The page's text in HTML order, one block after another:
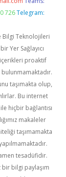
726 Telegram:
Bilgi Teknolojileri
Yer Sağlayıcı
proaktif
taşımakta olup,
Bu internet
hiçbir bağlantısı
makaleler
taşımamakta
tesadüfidir.
bir bilgi paylaşım